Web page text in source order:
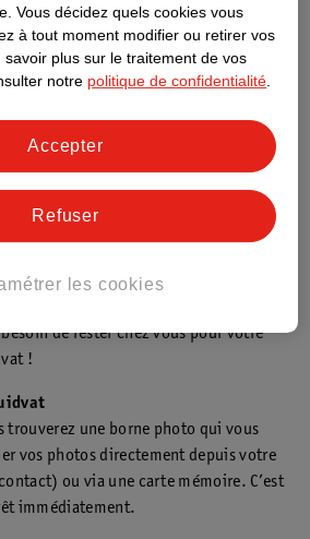
l’impact
!
Kruidvat.be
de rester chez vous pour votre
!
trouverez une borne photo qui vous
vos photos directement depuis votre
ou via une carte mémoire. C’est
immédiatement.
Vous décidez quels cookies vous
à tout moment modifier ou retirer vos
savoir plus sur le traitement de vos
notre politique de confidentialité.
les cookies
Refuser
Accepter